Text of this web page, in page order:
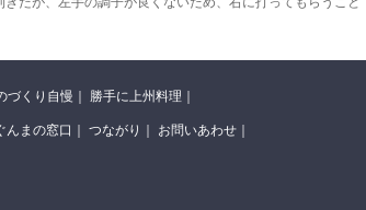
づくり自慢 ｜ 勝手に上州料理 ｜
んまの窓口 ｜ つながり ｜ お問いあわせ｜